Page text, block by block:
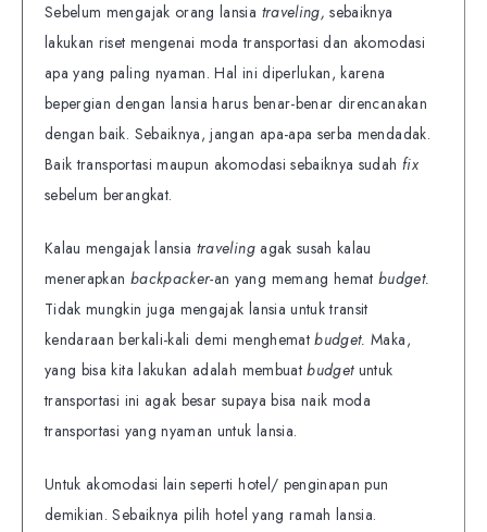
Sebelum mengajak orang lansia traveling,sebaiknya
lakukan riset mengenai moda transportasi dan akomodasi
apa yang paling nyaman. Hal ini diperlukan, karena
bepergian dengan lansia harus benar-benar direncanakan
dengan baik. Sebaiknya, jangan apa-apa serba mendadak.
Baik transportasi maupun akomodasi sebaiknya sudah fix
sebelum berangkat.
Kalau mengajak lansia travelingagak susah kalau
menerapkan backpacker-an yang memang hematbudget.
Tidak mungkin juga mengajak lansia untuk transit
kendaraan berkali-kali demi menghematbudget.Maka,
yang bisa kita lakukan adalah membuatbudget untuk
transportasi ini agak besar supaya bisa naik moda
transportasi yang nyaman untuk lansia.
Untuk akomodasi lain seperti hotel/ penginapan pun
demikian. Sebaiknya pilih hotel yang ramah lansia.